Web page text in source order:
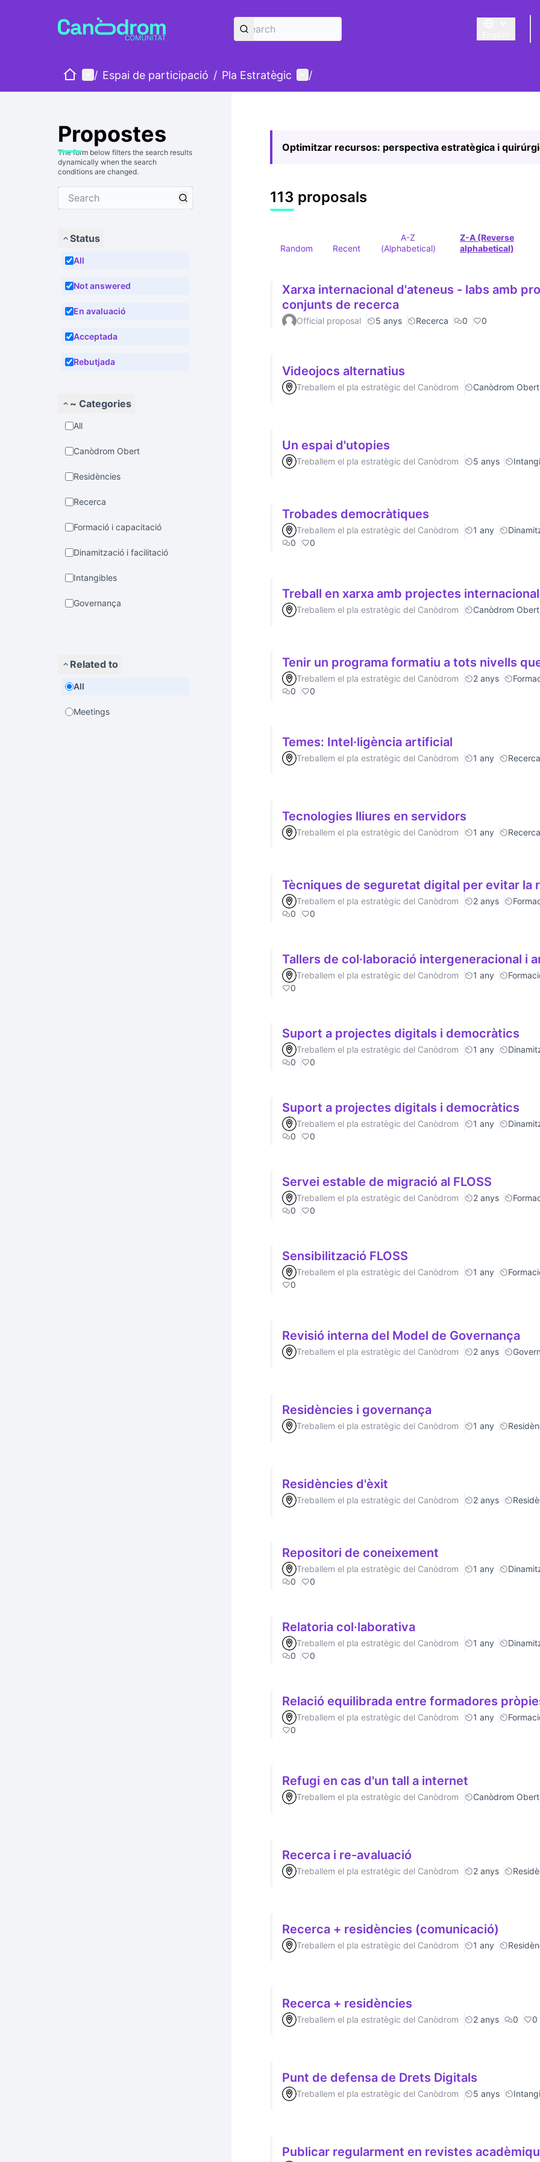
Triar la llengua
HomeMain menu
/ Espai de participació / Pla Estratègic User menu
/
Propostes
The form below filters the search results
dynamically when the search
conditions are changed.
Status
All
Not answered
En avaluació
Acceptada
Rebutjada
~ Categories
All
Canòdrom Obert
Residències
Recerca
Formació i capacitació
Dinamització i facilitació
Intangibles
Governança
Related to
All
Meetings
Optimitzar recursos: perspectiva estratègica i
113 proposals
Random Recent
A-Z
(Alphabetical)
Z-A (Reverse
alphabetical)
Xarxa internacional d'ateneus - labs amb
conjunts de recerca
Official proposal 5 anys Recerca 0 0
Videojocs alternatius
Treballem el pla estratègic del Canòdrom Canòdrom Obert
Un espai d'utopies
Treballem el pla estratègic del Canòdrom 5 anys
Trobades democràtiques
Treballem el pla estratègic del Canòdrom 1 any
0
0
Treball en xarxa amb projectes
Treballem el pla estratègic del Canòdrom Canòdrom Obert
Tenir un programa formatiu a tots nivells
Treballem el pla estratègic del Canòdrom 2 anys
0
0
Temes: Intel·ligència artificial
Treballem el pla estratègic del Canòdrom 1 any Recerca
Tecnologies lliures en servidors
Treballem el pla estratègic del Canòdrom 1 any Recerca
Tècniques de seguretat digital per evitar la
Treballem el pla estratègic del Canòdrom 2 anys
0
0
Tallers de col·laboració intergeneracional i
Treballem el pla estratègic del Canòdrom 1 any
0
Suport a projectes digitals i democràtics
Treballem el pla estratègic del Canòdrom 1 any
0
0
Suport a projectes digitals i democràtics
Treballem el pla estratègic del Canòdrom 1 any
0
0
Servei estable de migració al FLOSS
Treballem el pla estratègic del Canòdrom 2 anys
0
0
Sensibilització FLOSS
Treballem el pla estratègic del Canòdrom 1 any
0
Revisió interna del Model de Governança
Treballem el pla estratègic del Canòdrom 2 anys
Residències i governança
Treballem el pla estratègic del Canòdrom 1 any
Residències d'èxit
Treballem el pla estratègic del Canòdrom 2 anys
Repositori de coneixement
Treballem el pla estratègic del Canòdrom 1 any
0
0
Relatoria col·laborativa
Treballem el pla estratègic del Canòdrom 1 any
0
0
Relació equilibrada entre formadores
Treballem el pla estratègic del Canòdrom 1 any
0
Refugi en cas d'un tall a internet
Treballem el pla estratègic del Canòdrom Canòdrom Obert
Recerca i re-avaluació
Treballem el pla estratègic del Canòdrom 2 anys
Recerca + residències (comunicació)
Treballem el pla estratègic del Canòdrom 1 any
Recerca + residències
Treballem el pla estratègic del Canòdrom 2 anys 0 0
Punt de defensa de Drets Digitals
Treballem el pla estratègic del Canòdrom 5 anys
Publicar regularment en revistes